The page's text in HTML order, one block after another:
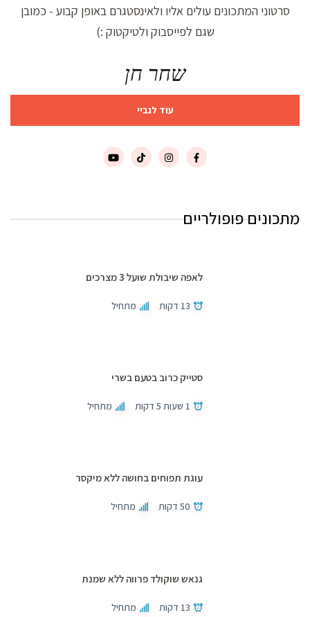
סרטוני המתכונים עולים אליו ולאינסטגרם באופן קבוע - כמובן
שגם לפייסבוק ולטיקטוק :)
שחר חן
עוד לגביי
מתכונים פופולריים
לאפה שיבולת שועל 3 מצרכים
13 דקות מתחיל
סטייק כרוב בטעם בשרי
1 שעות 5 דקות מתחיל
עוגת תפוחים בחושה ללא מיקסר
50 דקות מתחיל
גנאש שוקולד פרווה ללא שמנת
13 דקות מתחיל